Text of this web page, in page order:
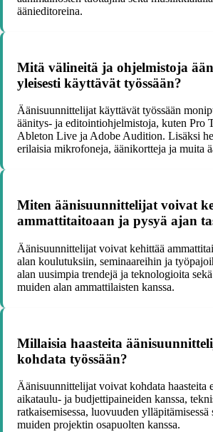
äänieditoreina.
Mitä välineitä ja ohjelmistoja
yleisesti käyttävät työssään?
Äänisuunnittelijat käyttävät työssään
äänitys- ja editointiohjelmistoja, kuten Pro
Ableton Live ja Adobe Audition. Lisäksi
erilaisia mikrofoneja, äänikortteja ja muita
Miten äänisuunnittelijat voivat
ammattitaitoaan ja pysyä ajan
Äänisuunnittelijat voivat kehittää
alan koulutuksiin, seminaareihin ja
alan uusimpia trendejä ja teknologioita
muiden alan ammattilaisten kanssa.
Millaisia haasteita
kohdata työssään?
Äänisuunnittelijat voivat kohdata haasteita
aikataulu- ja budjettipaineiden kanssa,
ratkaisemisessa, luovuuden ylläpitämisessä
muiden projektin osapuolten kanssa.